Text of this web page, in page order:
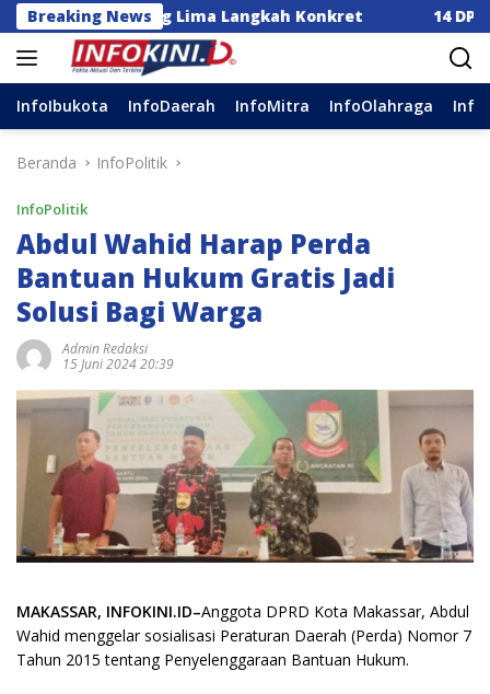
Langsung
ke
konten
Breaking News
Lima Langkah Konkret 14 DPC Terima SK
InfoIbukota InfoDaerah InfoMitra InfoOlahraga
Beranda InfoPolitik
InfoPolitik
Abdul Wahid Harap Perda
Bantuan Hukum Gratis Jadi
Solusi Bagi Warga
Admin Redaksi
15 Juni 2024 20:39
MAKASSAR, INFOKINI.ID–Anggota DPRD Kota Makassar, Abdul
Wahid menggelar sosialisasi Peraturan Daerah (Perda) Nomor 7
Tahun 2015 tentang Penyelenggaraan Bantuan Hukum.